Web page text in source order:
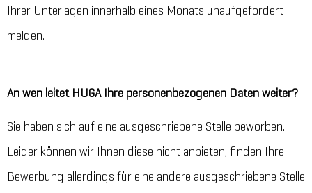
Ihrer Unterlagen innerhalb eines Monats unaufgefordert
melden.
An wen leitet HUGA Ihre personenbezogenen Daten weiter?
Sie haben sich auf eine ausgeschriebene Stelle beworben.
Leider können wir Ihnen diese nicht anbieten, finden Ihre
Bewerbung allerdings für eine andere ausgeschriebene Stelle